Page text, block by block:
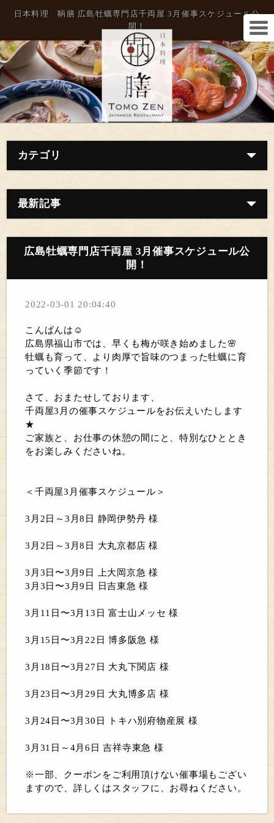
日本料理 鞆膳 広島牡蠣専門店千両屋 3月催事スケジュール公
開！
カテゴリ
最新記事
広島牡蠣専門店千両屋 3月催事スケジュール公
開！
2022-03-01 20:04:40
こんばんは☺
広島県福山市では、早くも梅が咲き始めました🌸
牡蠣も育って、より肉厚で旨味のつまった牡蠣に育
っていく季節です！
さて、おまたせしております、
千両屋3月の催事スケジュールをお伝えいたします
★
ご家族と、お仕事の休憩の間にと、特別なひととき
をお楽しみくださいね。
＜千両屋3月催事スケジュール＞
3月2日～3月8日 静岡伊勢丹 様
3月2日～3月8日 大丸京都店 様
3月3日〜3月9日 上大岡京急 様
3月3日〜3月9日 日吉東急 様
3月11日〜3月13日 富士山メッセ 様
3月15日〜3月22日 博多阪急 様
3月18日〜3月27日 大丸下関店 様
3月23日〜3月29日 大丸博多店 様
3月24日〜3月30日 トキハ別府物産展 様
3月31日～4月6日 吉祥寺東急 様
※一部、クーポンをご利用頂けない催事場もござい
ますので、詳しくはスタッフに、お尋ねください。